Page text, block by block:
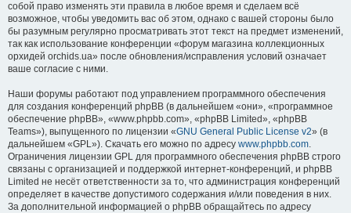
собой право изменять эти правила в любое время и сделаем всё
возможное, чтобы уведомить вас об этом, однако с вашей стороны было
бы разумным регулярно просматривать этот текст на предмет изменений,
так как использование конференции «форум магазина коллекционных
орхидей orchids.ua» после обновления/исправления условий означает
ваше согласие с ними.
Наши форумы работают под управлением программного обеспечения
для создания конференций phpBB (в дальнейшем «они», «программное
обеспечение phpBB», «www.phpbb.com», «phpBB Limited», «phpBB
Teams»), выпущенного по лицензии «GNU General Public License v2» (в
дальнейшем «GPL»). Скачать его можно по адресу www.phpbb.com.
Ограничения лицензии GPL для программного обеспечения phpBB строго
связаны с организацией и поддержкой интернет-конференций, и phpBB
Limited не несёт ответственности за то, что администрация конференций
определяет в качестве допустимого содержания и/или поведения в них.
За дополнительной информацией о phpBB обращайтесь по адресу